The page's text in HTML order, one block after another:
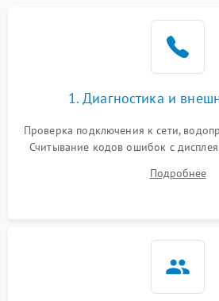
1. Диагностика и
Проверка подключения к сети,
Считывание кодов ошибок с
выявления посторонних шумов,
электронного модуля
Подробнее